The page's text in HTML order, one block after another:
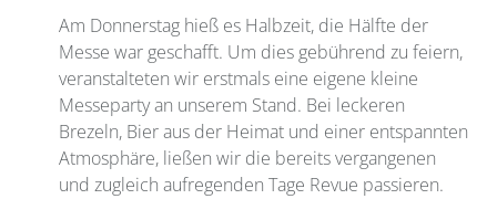
Am Donnerstag hieß es Halbzeit, die Hälfte der
Messe war geschafft. Um dies gebührend zu feiern,
veranstalteten wir erstmals eine eigene kleine
Messeparty an unserem Stand. Bei leckeren
Brezeln, Bier aus der Heimat und einer entspannten
Atmosphäre, ließen wir die bereits vergangenen
und zugleich aufregenden Tage Revue passieren.